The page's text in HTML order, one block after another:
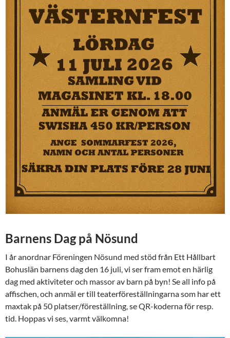
Barnens Dag på Nösund
I år anordnar Föreningen Nösund med stöd från Ett Hållbart
Bohuslän barnens dag den 16 juli, vi ser fram emot en härlig
dag med aktiviteter och massor av barn på byn! Se all info på
affischen, och anmäl er till teaterföreställningarna som har ett
maxtak på 50 platser/föreställning, se QR-koderna för resp.
tid. Hoppas vi ses, varmt välkomna!